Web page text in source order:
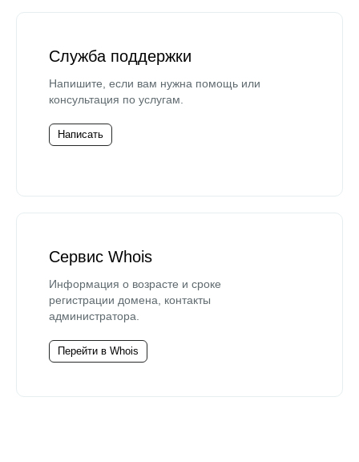
Служба поддержки
Напишите, если вам нужна помощь или
консультация по услугам.
Написать
Сервис Whois
Информация о возрасте и сроке
регистрации домена, контакты
администратора.
Перейти в Whois